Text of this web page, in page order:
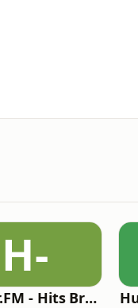
H-
Hunter.FM - Hits Brasil